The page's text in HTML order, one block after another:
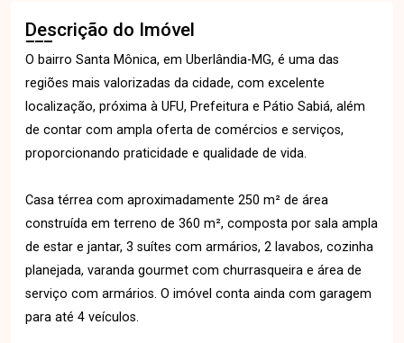
Descrição do Imóvel
O bairro Santa Mônica, em Uberlândia-MG, é uma das
regiões mais valorizadas da cidade, com excelente
localização, próxima à UFU, Prefeitura e Pátio Sabiá, além
de contar com ampla oferta de comércios e serviços,
proporcionando praticidade e qualidade de vida.
Casa térrea com aproximadamente 250 m² de área
construída em terreno de 360 m², composta por sala ampla
de estar e jantar, 3 suítes com armários, 2 lavabos, cozinha
planejada, varanda gourmet com churrasqueira e área de
serviço com armários. O imóvel conta ainda com garagem
para até 4 veículos.